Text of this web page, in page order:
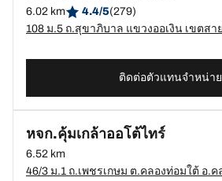
6.02 km 4.4/5(279)
ติดต่อตัวแทนจำหน่าย
หจก.คุ้มเกล้าออโต้ไทร์
6.52 km